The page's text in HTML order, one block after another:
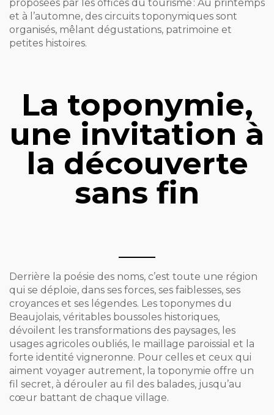
proposées par les offices du tourisme : Au printemps
et à l’automne, des circuits toponymiques sont
organisés, mêlant dégustations, patrimoine et
petites histoires.
La toponymie,
une invitation à
la découverte
sans fin
Derrière la poésie des noms, c’est toute une région
qui se déploie, dans ses forces, ses faiblesses, ses
croyances et ses légendes. Les toponymes du
Beaujolais, véritables boussoles historiques,
dévoilent les transformations des paysages, les
usages agricoles oubliés, le maillage paroissial et la
forte identité vigneronne. Pour celles et ceux qui
aiment voyager autrement, la toponymie offre un
fil secret, à dérouler au fil des balades, jusqu’au
cœur battant de chaque village.